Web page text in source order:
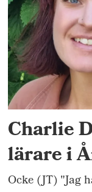
Charlie
lärare i
Ocke (JT) "Jag